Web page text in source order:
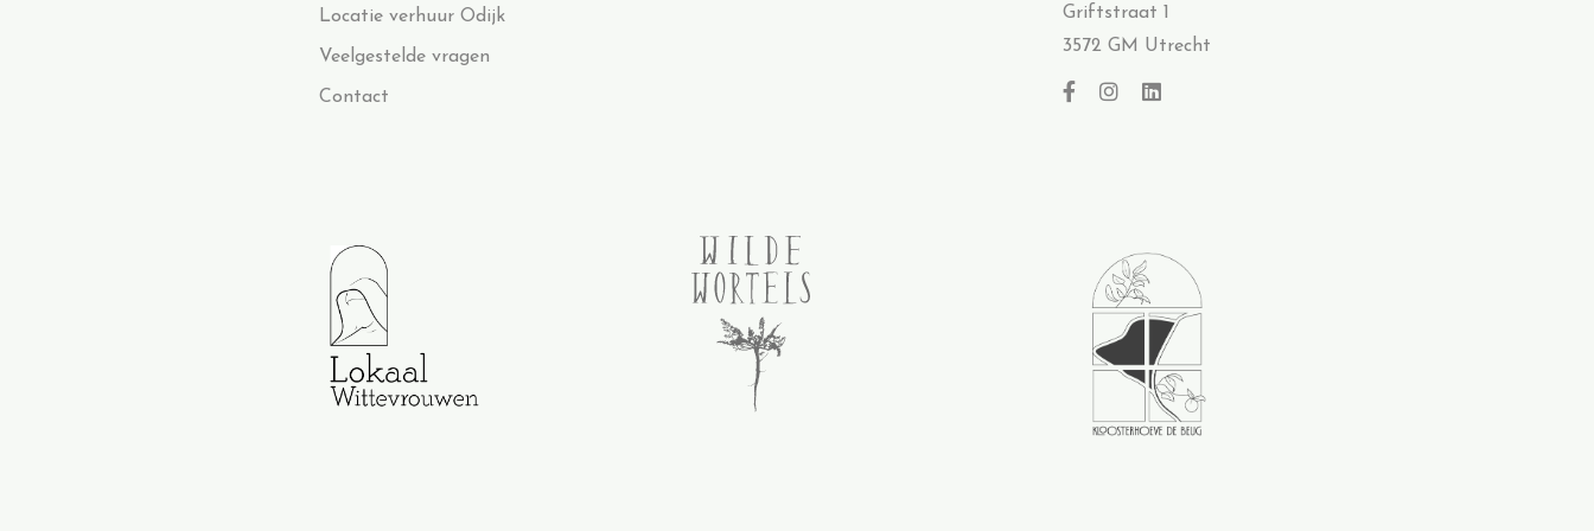
Locatie verhuur Odijk
Veelgestelde vragen
Contact
Griftstraat 1
3572 GM Utrecht